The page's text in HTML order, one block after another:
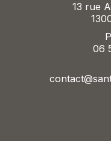
13 rue
06